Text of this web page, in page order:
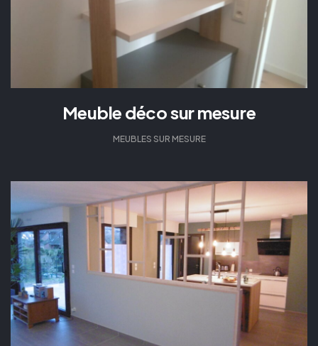
Meuble déco sur mesure
MEUBLES SUR MESURE